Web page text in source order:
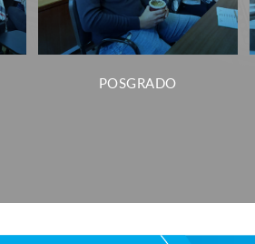
POSGRADO